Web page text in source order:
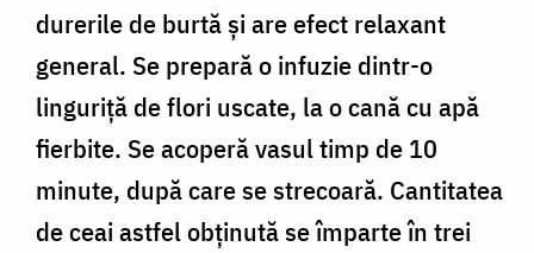
durerile de burtă și are efect relaxant
general. Se prepară o infuzie dintr-o
linguriță de flori uscate, la o cană cu apă
fierbite. Se acoperă vasul timp de 10
minute, după care se strecoară. Cantitatea
de ceai astfel obținută se împarte în trei